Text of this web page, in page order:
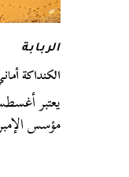
الربابة
الكنداكة
يعتبر
مؤسس